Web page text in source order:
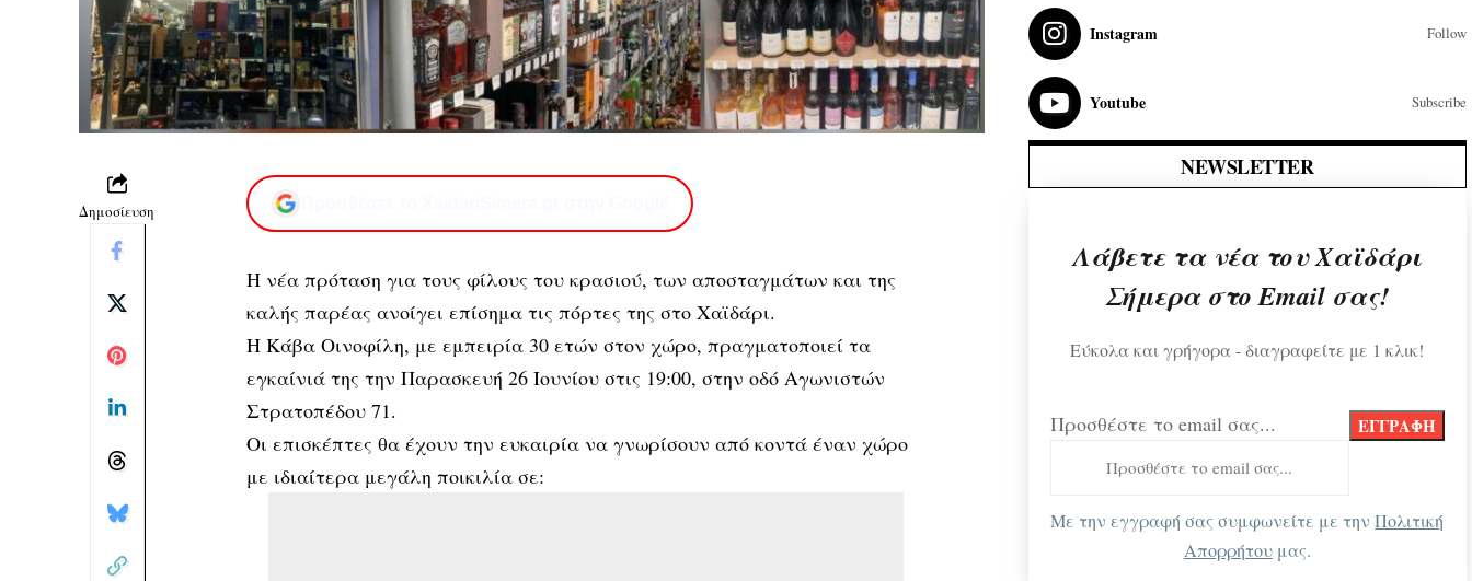
Δημοσίευση
Η νέα πρόταση για τους φίλους του κρασιού, των αποσταγμάτων και της
καλής παρέας ανοίγει επίσημα τις πόρτες της στο Χαϊδάρι.
Η Κάβα Οινοφίλη, με εμπειρία 30 ετών στον χώρο, πραγματοποιεί τα
εγκαίνιά της την Παρασκευή 26 Ιουνίου στις 19:00, στην οδό Αγωνιστών
Στρατοπέδου 71.
Οι επισκέπτες θα έχουν την ευκαιρία να γνωρίσουν από κοντά έναν χώρο
με ιδιαίτερα μεγάλη ποικιλία σε:
Instagram Follow
Youtube Subscribe
NEWSLETTER
Λάβετε τα νέα του Χαϊδάρι
Σήμερα στο Email σας!
Εύκολα και γρήγορα - διαγραφείτε με 1 κλικ!
Προσθέστε το email σας...
Με την εγγραφή σας συμφωνείτε με τηνΠολιτική
Απορρήτουμας.